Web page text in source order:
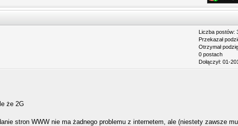
Liczba postów:
Przekazał
Otrzymał
0 postach
Dołączył: 01-
że 2G
stron WWW nie ma żadnego problemu z internetem, ale (niestety zawsze